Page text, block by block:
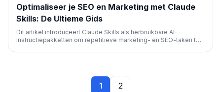
Optimaliseer je SEO en Marketing met Claude
Skills: De Ultieme Gids
Dit artikel introduceert Claude Skills als herbruikbare AI-
instructiepakketten om repetitieve marketing- en SEO-taken te
1 2